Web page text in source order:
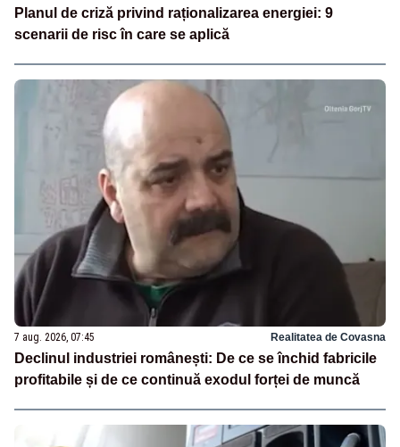
Planul de criză privind raționalizarea energiei: 9
scenarii de risc în care se aplică
7 aug. 2026, 07:45 Realitatea de Covasna
Declinul industriei românești: De ce se închid fabricile
profitabile și de ce continuă exodul forței de muncă